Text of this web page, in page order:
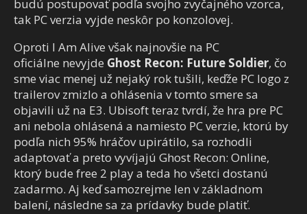
budú postupovať podľa svojho zvyčajného vzorca,
tak PC verzia vyjde neskôr po konzolovej.
Oproti I Am Alive však najnovšie na PC
oficiálne nevyjde Ghost Recon: Future Soldier, čo
sme viac menej už nejaký rok tušili, keďže PC logo z
trailerov zmizlo a ohlásenia v tomto smere sa
objavili už na E3. Ubisoft teraz tvrdí, že hra pre PC
ani nebola ohlásená a namiesto PC verzie, ktorú by
podľa nich 95% hráčov upirátilo, sa rozhodli
adaptovať a preto vyvíjajú Ghost Recon: Online,
ktorý bude free 2 play a teda ho všetci dostanú
zadarmo. Aj keď samozrejme len v základnom
balení, následne sa za prídavky bude platiť.